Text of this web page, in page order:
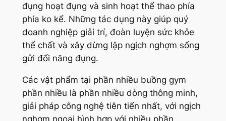
đụng hoạt đụng và sinh hoạt thể thao phía
phía ko kể. Những tác dụng này giúp quý
doanh nghiệp giải trí, đoàn luyện sức khỏe
thể chất và xây dừng lập ngịch nghợm sống
gửi đổi năng đụng.
Các vật phẩm tại phần nhiều buồng gym
phần nhiều là phần nhiều dòng thông minh,
giải pháp công nghệ tiên tiến nhất, với ngịch
nghợm ngoại hình hợp với nhiều phần